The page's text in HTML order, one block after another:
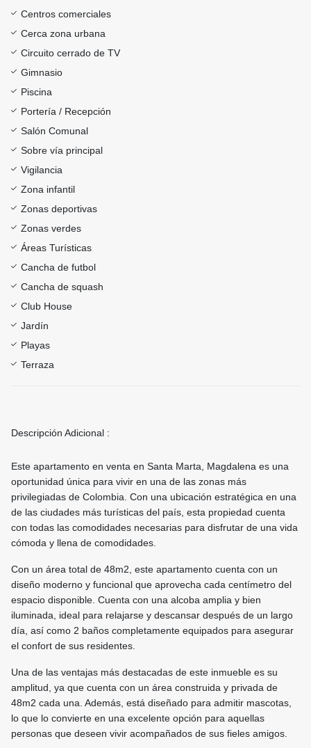
Centros comerciales
Cerca zona urbana
Circuito cerrado de TV
Gimnasio
Piscina
Portería / Recepción
Salón Comunal
Sobre vía principal
Vigilancia
Zona infantil
Zonas deportivas
Zonas verdes
Áreas Turísticas
Cancha de futbol
Cancha de squash
Club House
Jardín
Playas
Terraza
Descripción Adicional :
Este apartamento en venta en Santa Marta, Magdalena es una
oportunidad única para vivir en una de las zonas más
privilegiadas de Colombia. Con una ubicación estratégica en una
de las ciudades más turísticas del país, esta propiedad cuenta
con todas las comodidades necesarias para disfrutar de una vida
cómoda y llena de comodidades.
Con un área total de 48m2, este apartamento cuenta con un
diseño moderno y funcional que aprovecha cada centímetro del
espacio disponible. Cuenta con una alcoba amplia y bien
iluminada, ideal para relajarse y descansar después de un largo
día, así como 2 baños completamente equipados para asegurar
el confort de sus residentes.
Una de las ventajas más destacadas de este inmueble es su
amplitud, ya que cuenta con un área construida y privada de
48m2 cada una. Además, está diseñado para admitir mascotas,
lo que lo convierte en una excelente opción para aquellas
personas que deseen vivir acompañados de sus fieles amigos.